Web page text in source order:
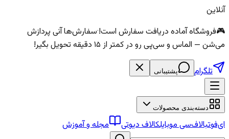
آنلاین
🎮فروشگاه آماده دریافت سفارش است!·سفارش‌ها آنی پردازش
می‌شن — الماس و سی‌پی رو در کمتر از ۱۵ دقیقه تحویل بگیر!
تلگرام پشتیبانی
دسته‌بندی محصولات
ای‌فوتبالاف‌سی موبایلکالاف دیوتی مجله و آموزش